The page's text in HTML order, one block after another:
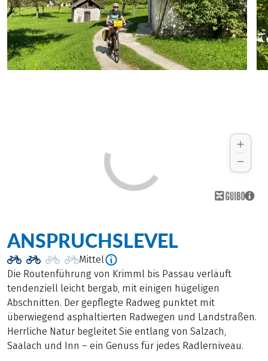
ANSPRUCHSLEVEL
Mittel
Die Routenführung von Krimml bis Passau verläuft
tendenziell leicht bergab, mit einigen hügeligen
Abschnitten. Der gepflegte Radweg punktet mit
überwiegend asphaltierten Radwegen und Landstraßen.
Herrliche Natur begleitet Sie entlang von Salzach,
Saalach und Inn – ein Genuss für jedes Radlerniveau.